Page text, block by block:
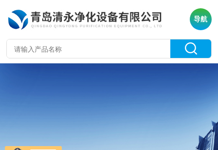
导航